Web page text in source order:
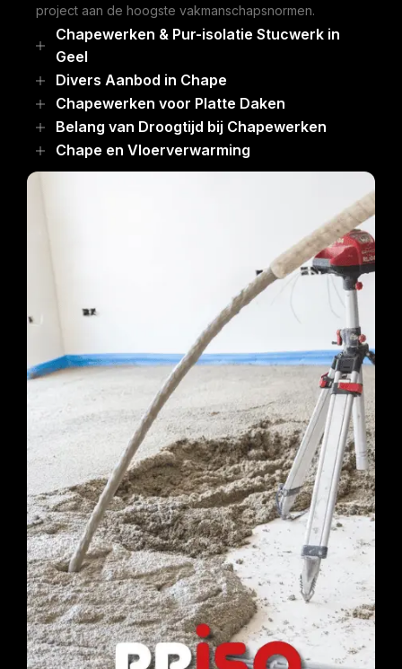
project aan de hoogste vakmanschapsnormen.
Chapewerken & Pur-isolatie Stucwerk in
Geel
Divers Aanbod in Chape
Chapewerken voor Platte Daken
Belang van Droogtijd bij Chapewerken
Chape en Vloerverwarming